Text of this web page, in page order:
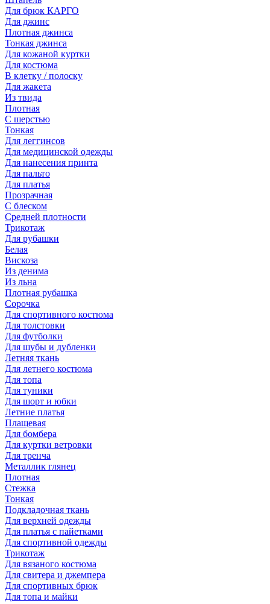
Для брюк КАРГО
Для джинс
Плотная джинса
Тонкая джинса
Для кожаной куртки
Для костюма
В клетку / полоску
Для жакета
Из твида
Плотная
С шерстью
Тонкая
Для леггинсов
Для медицинской одежды
Для нанесения принта
Для пальто
Для платья
Прозрачная
С блеском
Средней плотности
Трикотаж
Для рубашки
Белая
Вискоза
Из денима
Из льна
Плотная рубашка
Сорочка
Для спортивного костюма
Для толстовки
Для футболки
Для шубы и дубленки
Летняя ткань
Для летнего костюма
Для топа
Для туники
Для шорт и юбки
Летние платья
Плащевая
Для бомбера
Для куртки ветровки
Для тренча
Металлик глянец
Плотная
Стежка
Тонкая
Подкладочная ткань
Для верхней одежды
Для платья с пайетками
Для спортивной одежды
Трикотаж
Для вязаного костюма
Для свитера и джемпера
Для спортивных брюк
Для топа и майки